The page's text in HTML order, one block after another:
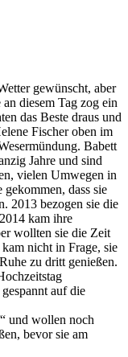
gewünscht, aber
diesem Tag zog ein
das Beste draus und
Fischer oben im
Babett
Jahre und sind
vielen Umwegen in
dass sie
2013 bezogen sie die
kam ihre
wollten sie die Zeit
nicht in Frage, sie
zu dritt genießen.
auf die
und wollen noch
bevor sie am